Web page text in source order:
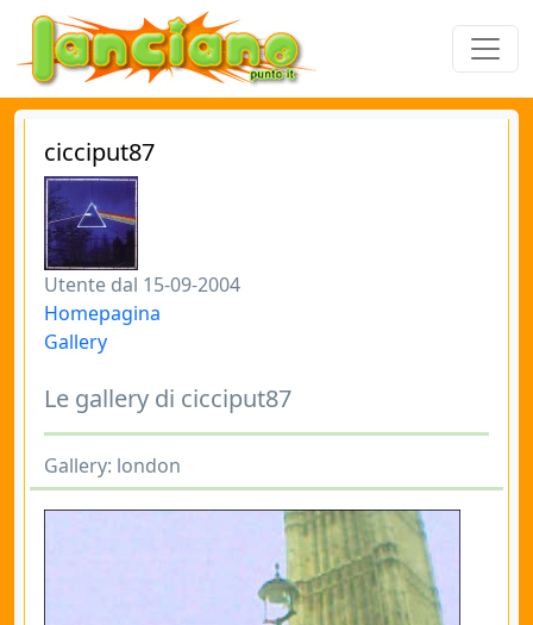
cicciput87
Utente dal 15-09-2004
Homepagina
Gallery
Le gallery di cicciput87
Gallery: london